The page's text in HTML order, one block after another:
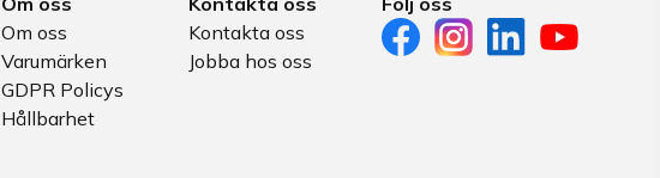
Om oss
Varumärken
GDPR Policys
Hållbarhet
Kontakta oss
Jobba hos oss